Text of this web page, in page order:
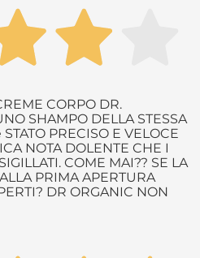
CORPO DR.
SHAMPO DELLA STESSA
PRECISO E VELOCE
NOTA DOLENTE CHE I
COME MAI?? SE LA
PRIMA APERTURA
DR ORGANIC NON